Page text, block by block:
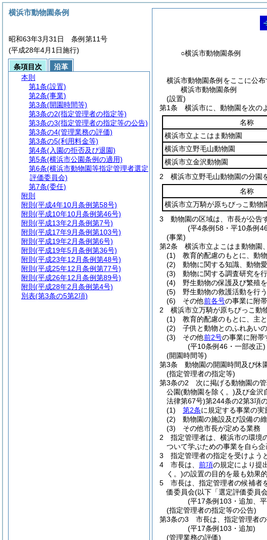
○横浜市動物園条例
横浜市動物園条例をここに公布
横浜市動物園条例
(設置)
第1条
横浜市に、動物園を次の
名称
横浜市立よこはま動物園
横浜市立野毛山動物園
横浜市立金沢動物園
2
横浜市立野毛山動物園の分園
名称
横浜市立万騎が原ちびっこ動物
3
動物園の区域は、市長が公告
(平4条例58・平10条例
(事業)
第2条
横浜市立よこはま動物園
(1)
教育的配慮のもとに、動
(2)
動物に関する知識、動物
(3)
動物に関する調査研究を行
(4)
野生動物の保護及び繁殖を
(5)
野生動物の救護活動を行う
(6)
その他前各号の事業に附
2
横浜市立万騎が原ちびっこ動
(1)
教育的配慮のもとに、主
(2)
子供と動物とのふれあい
(3)
その他前2号の事業に附帯
(平10条例46・一部改正)
(開園時間等)
第3条
動物園の開園時間及び休
(指定管理者の指定等)
第3条の2
次に掲げる動物園の
公園(動物園を除く。)及び金沢
法律第67号)第244条の2第3項
(1)
第2条に規定する事業の実
(2)
動物園の施設及び設備の
(3)
その他市長が定める業務
2
指定管理者は、横浜市の環境
ついて学ぶための事業を自ら
3
指定管理者の指定を受けよう
4
市長は、 前項の規定により提
く。)の設置の目的を最も効果
5
市長は、指定管理者の候補者
価委員会(以下「選定評価委員
(平17条例103・追加、
(指定管理者の指定等の公告)
第3条の3
市長は、指定管理者
(平17条例103・追加)
(管理業務の評価)
横浜市動物園条例
昭和63年3月31日 条例第11号
(平成28年4月1日施行)
条項目次
沿革
本則
第1条(設置)
第2条(事業)
第3条(開園時間等)
第3条の2(指定管理者の指定等)
第3条の3(指定管理者の指定等の公告)
第3条の4(管理業務の評価)
第3条の5(利用料金等)
第4条(入園の拒否及び退園)
第5条(横浜市公園条例の適用)
第6条(横浜市動物園等指定管理者選定
評価委員会)
第7条(委任)
附則
附則 (平成4年10月条例第58号)
附則 (平成10年10月条例第46号)
附則 (平成13年2月条例第7号)
附則 (平成17年9月条例第103号)
附則 (平成19年2月条例第6号)
附則 (平成19年5月条例第36号)
附則 (平成23年12月条例第48号)
附則 (平成25年12月条例第77号)
附則 (平成26年12月条例第89号)
附則 (平成28年2月条例第4号)
別表(第3条の5第2項)